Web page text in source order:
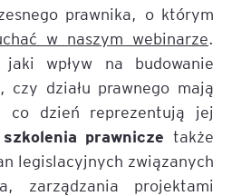
prawnika, o którym
w naszym webinarze.
wpływ na budowanie
czy działu prawnego mają
co dzień reprezentują jej
szkolenia prawnicze także
legislacyjnych związanych
zarządzania projektami